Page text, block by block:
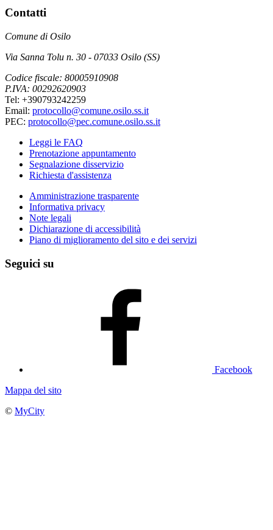
Contatti
Comune di Osilo
Via Sanna Tolu n. 30 - 07033 Osilo (SS)
Codice fiscale: 80005910908
P.IVA: 00292620903
Tel: +390793242259
Email: protocollo@comune.osilo.ss.it
PEC: protocollo@pec.comune.osilo.ss.it
Leggi le FAQ
Prenotazione appuntamento
Segnalazione disservizio
Richiesta d'assistenza
Amministrazione trasparente
Informativa privacy
Note legali
Dichiarazione di accessibilità
Piano di miglioramento del sito e dei servizi
Seguici su
Facebook
Mappa del sito
© MyCity